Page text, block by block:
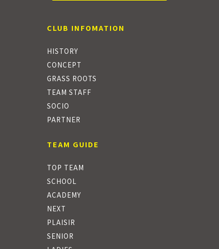
CLUB INFOMATION
HISTORY
CONCEPT
GRASS ROOTS
TEAM STAFF
SOCIO
PARTNER
TEAM GUIDE
TOP TEAM
SCHOOL
ACADEMY
NEXT
PLAISIR
SENIOR